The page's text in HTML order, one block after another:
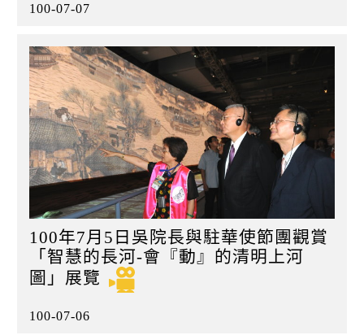
100-07-07
100年7月5日吳院長與駐華使節團觀賞
「智慧的長河-會『動』的清明上河
圖」展覽
100-07-06